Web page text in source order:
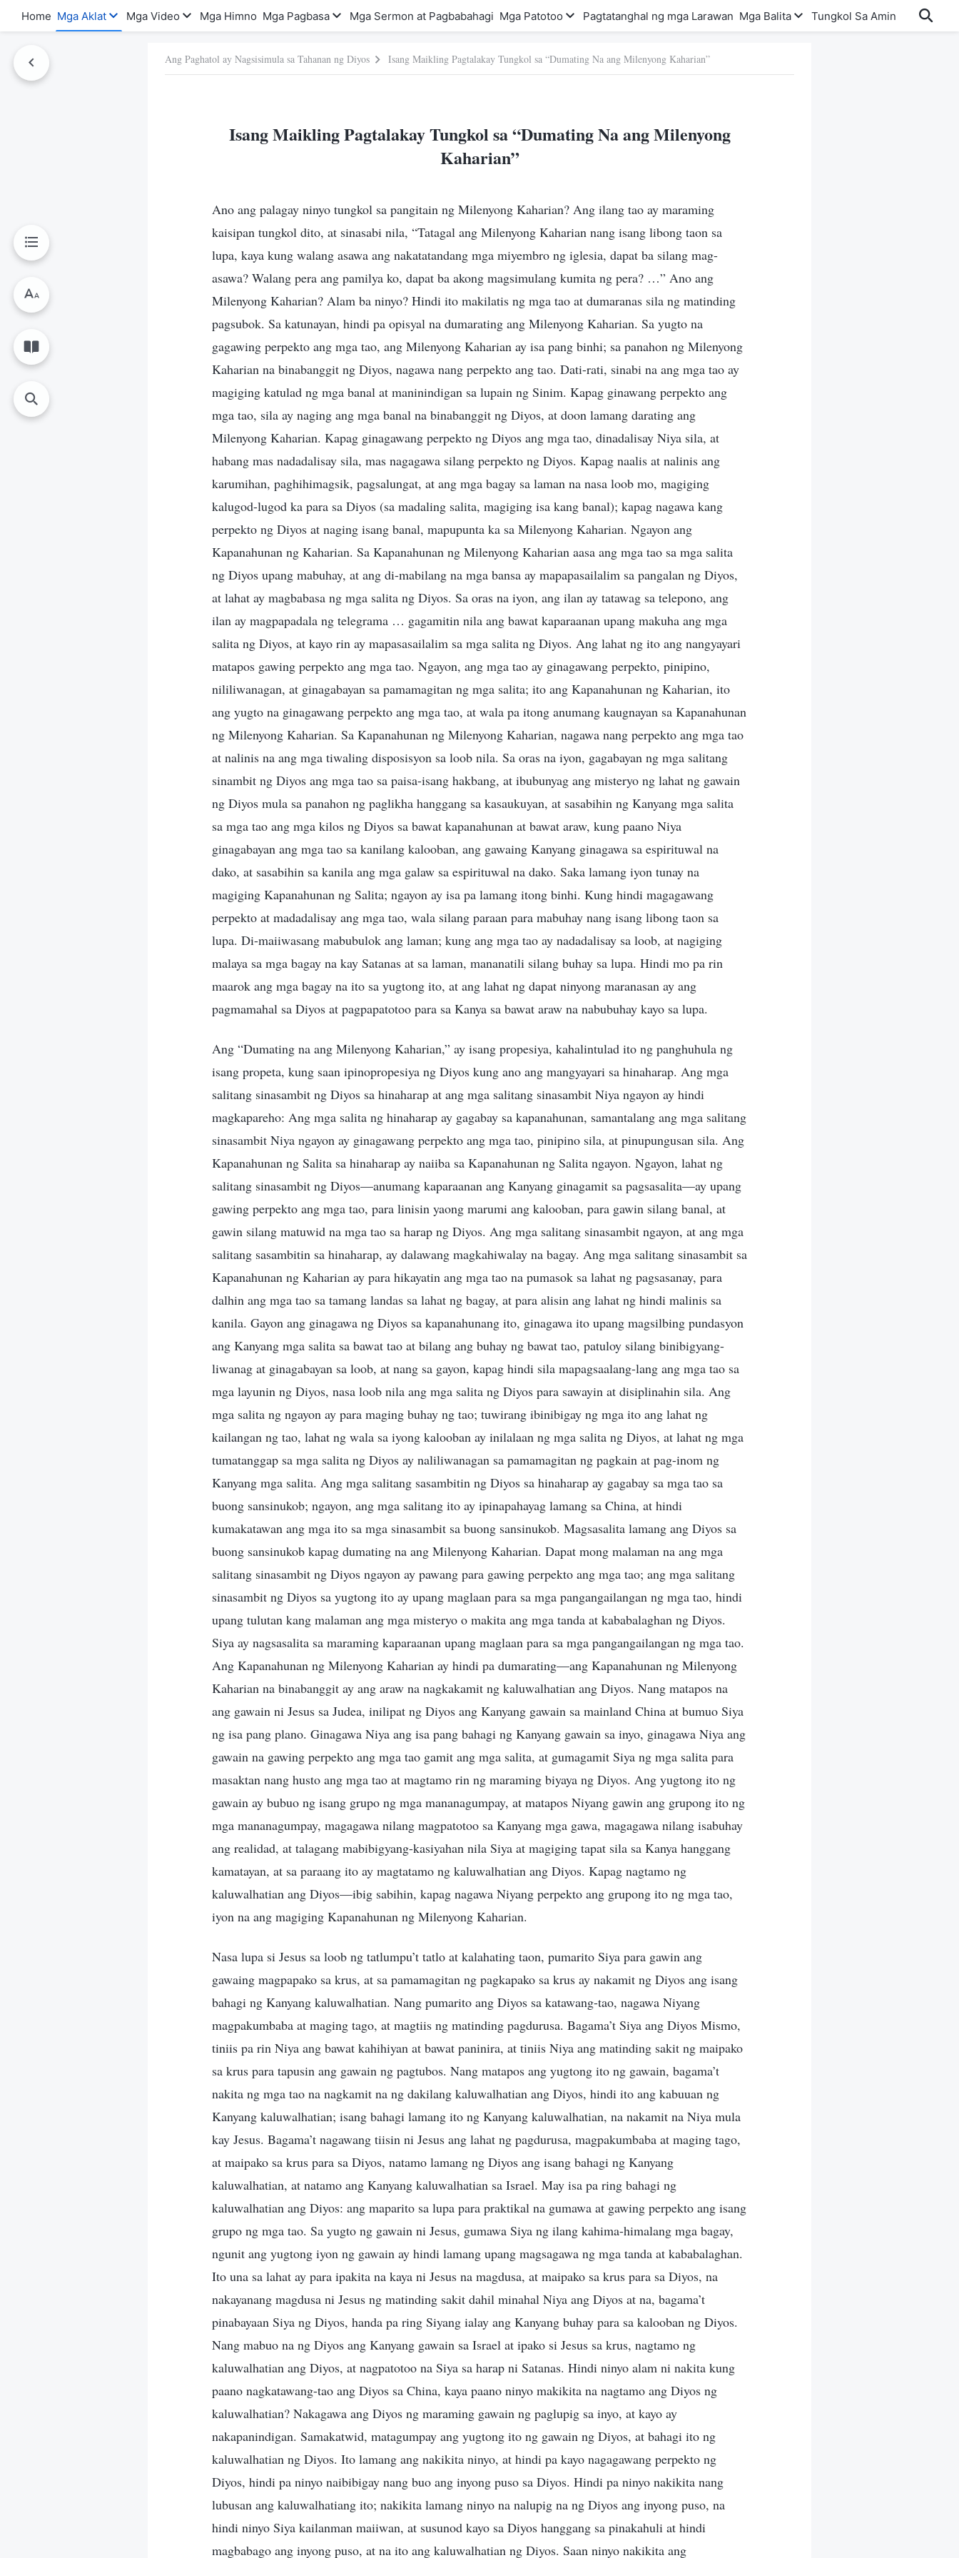
Home Mga Aklat Mga Video Mga Himno Mga Pagbasa Mga Sermon at Pagbabahagi Mga Patotoo Pagtatanghal ng mga Larawan Mga Balita Tungkol Sa Amin
Ang Paghatol ay Nagsisimula sa Tahanan ng Diyos Isang Maikling Pagtalakay Tungkol sa “Dumating Na ang Milenyong Kaharian”
Isang Maikling Pagtalakay Tungkol sa “Dumating Na ang Milenyong
Kaharian”
Ano ang palagay ninyo tungkol sa pangitain ng Milenyong Kaharian? Ang ilang tao ay maraming
kaisipan tungkol dito, at sinasabi nila, “Tatagal ang Milenyong Kaharian nang isang libong taon sa
lupa, kaya kung walang asawa ang nakatatandang mga miyembro ng iglesia, dapat ba silang mag-
asawa? Walang pera ang pamilya ko, dapat ba akong magsimulang kumita ng pera? …” Ano ang
Milenyong Kaharian? Alam ba ninyo? Hindi ito makilatis ng mga tao at dumaranas sila ng matinding
pagsubok. Sa katunayan, hindi pa opisyal na dumarating ang Milenyong Kaharian. Sa yugto na
gagawing perpekto ang mga tao, ang Milenyong Kaharian ay isa pang binhi; sa panahon ng Milenyong
Kaharian na binabanggit ng Diyos, nagawa nang perpekto ang tao. Dati-rati, sinabi na ang mga tao ay
magiging katulad ng mga banal at maninindigan sa lupain ng Sinim. Kapag ginawang perpekto ang
mga tao, sila ay naging ang mga banal na binabanggit ng Diyos, at doon lamang darating ang
Milenyong Kaharian. Kapag ginagawang perpekto ng Diyos ang mga tao, dinadalisay Niya sila, at
habang mas nadadalisay sila, mas nagagawa silang perpekto ng Diyos. Kapag naalis at nalinis ang
karumihan, paghihimagsik, pagsalungat, at ang mga bagay sa laman na nasa loob mo, magiging
kalugod-lugod ka para sa Diyos (sa madaling salita, magiging isa kang banal); kapag nagawa kang
perpekto ng Diyos at naging isang banal, mapupunta ka sa Milenyong Kaharian. Ngayon ang
Kapanahunan ng Kaharian. Sa Kapanahunan ng Milenyong Kaharian aasa ang mga tao sa mga salita
ng Diyos upang mabuhay, at ang di-mabilang na mga bansa ay mapapasailalim sa pangalan ng Diyos,
at lahat ay magbabasa ng mga salita ng Diyos. Sa oras na iyon, ang ilan ay tatawag sa telepono, ang
ilan ay magpapadala ng telegrama … gagamitin nila ang bawat kaparaanan upang makuha ang mga
salita ng Diyos, at kayo rin ay mapasasailalim sa mga salita ng Diyos. Ang lahat ng ito ang nangyayari
matapos gawing perpekto ang mga tao. Ngayon, ang mga tao ay ginagawang perpekto, pinipino,
nililiwanagan, at ginagabayan sa pamamagitan ng mga salita; ito ang Kapanahunan ng Kaharian, ito
ang yugto na ginagawang perpekto ang mga tao, at wala pa itong anumang kaugnayan sa Kapanahunan
ng Milenyong Kaharian. Sa Kapanahunan ng Milenyong Kaharian, nagawa nang perpekto ang mga tao
at nalinis na ang mga tiwaling disposisyon sa loob nila. Sa oras na iyon, gagabayan ng mga salitang
sinambit ng Diyos ang mga tao sa paisa-isang hakbang, at ibubunyag ang misteryo ng lahat ng gawain
ng Diyos mula sa panahon ng paglikha hanggang sa kasaukuyan, at sasabihin ng Kanyang mga salita
sa mga tao ang mga kilos ng Diyos sa bawat kapanahunan at bawat araw, kung paano Niya
ginagabayan ang mga tao sa kanilang kalooban, ang gawaing Kanyang ginagawa sa espirituwal na
dako, at sasabihin sa kanila ang mga galaw sa espirituwal na dako. Saka lamang iyon tunay na
magiging Kapanahunan ng Salita; ngayon ay isa pa lamang itong binhi. Kung hindi magagawang
perpekto at madadalisay ang mga tao, wala silang paraan para mabuhay nang isang libong taon sa
lupa. Di-maiiwasang mabubulok ang laman; kung ang mga tao ay nadadalisay sa loob, at nagiging
malaya sa mga bagay na kay Satanas at sa laman, mananatili silang buhay sa lupa. Hindi mo pa rin
maarok ang mga bagay na ito sa yugtong ito, at ang lahat ng dapat ninyong maranasan ay ang
pagmamahal sa Diyos at pagpapatotoo para sa Kanya sa bawat araw na nabubuhay kayo sa lupa.
Ang “Dumating na ang Milenyong Kaharian,” ay isang propesiya, kahalintulad ito ng panghuhula ng
isang propeta, kung saan ipinopropesiya ng Diyos kung ano ang mangyayari sa hinaharap. Ang mga
salitang sinasambit ng Diyos sa hinaharap at ang mga salitang sinasambit Niya ngayon ay hindi
magkapareho: Ang mga salita ng hinaharap ay gagabay sa kapanahunan, samantalang ang mga salitang
sinasambit Niya ngayon ay ginagawang perpekto ang mga tao, pinipino sila, at pinupungusan sila. Ang
Kapanahunan ng Salita sa hinaharap ay naiiba sa Kapanahunan ng Salita ngayon. Ngayon, lahat ng
salitang sinasambit ng Diyos—anumang kaparaanan ang Kanyang ginagamit sa pagsasalita—ay upang
gawing perpekto ang mga tao, para linisin yaong marumi ang kalooban, para gawin silang banal, at
gawin silang matuwid na mga tao sa harap ng Diyos. Ang mga salitang sinasambit ngayon, at ang mga
salitang sasambitin sa hinaharap, ay dalawang magkahiwalay na bagay. Ang mga salitang sinasambit sa
Kapanahunan ng Kaharian ay para hikayatin ang mga tao na pumasok sa lahat ng pagsasanay, para
dalhin ang mga tao sa tamang landas sa lahat ng bagay, at para alisin ang lahat ng hindi malinis sa
kanila. Gayon ang ginagawa ng Diyos sa kapanahunang ito, ginagawa ito upang magsilbing pundasyon
ang Kanyang mga salita sa bawat tao at bilang ang buhay ng bawat tao, patuloy silang binibigyang-
liwanag at ginagabayan sa loob, at nang sa gayon, kapag hindi sila mapagsaalang-lang ang mga tao sa
mga layunin ng Diyos, nasa loob nila ang mga salita ng Diyos para sawayin at disiplinahin sila. Ang
mga salita ng ngayon ay para maging buhay ng tao; tuwirang ibinibigay ng mga ito ang lahat ng
kailangan ng tao, lahat ng wala sa iyong kalooban ay inilalaan ng mga salita ng Diyos, at lahat ng mga
tumatanggap sa mga salita ng Diyos ay naliliwanagan sa pamamagitan ng pagkain at pag-inom ng
Kanyang mga salita. Ang mga salitang sasambitin ng Diyos sa hinaharap ay gagabay sa mga tao sa
buong sansinukob; ngayon, ang mga salitang ito ay ipinapahayag lamang sa China, at hindi
kumakatawan ang mga ito sa mga sinasambit sa buong sansinukob. Magsasalita lamang ang Diyos sa
buong sansinukob kapag dumating na ang Milenyong Kaharian. Dapat mong malaman na ang mga
salitang sinasambit ng Diyos ngayon ay pawang para gawing perpekto ang mga tao; ang mga salitang
sinasambit ng Diyos sa yugtong ito ay upang maglaan para sa mga pangangailangan ng mga tao, hindi
upang tulutan kang malaman ang mga misteryo o makita ang mga tanda at kababalaghan ng Diyos.
Siya ay nagsasalita sa maraming kaparaanan upang maglaan para sa mga pangangailangan ng mga tao.
Ang Kapanahunan ng Milenyong Kaharian ay hindi pa dumarating—ang Kapanahunan ng Milenyong
Kaharian na binabanggit ay ang araw na nagkakamit ng kaluwalhatian ang Diyos. Nang matapos na
ang gawain ni Jesus sa Judea, inilipat ng Diyos ang Kanyang gawain sa mainland China at bumuo Siya
ng isa pang plano. Ginagawa Niya ang isa pang bahagi ng Kanyang gawain sa inyo, ginagawa Niya ang
gawain na gawing perpekto ang mga tao gamit ang mga salita, at gumagamit Siya ng mga salita para
masaktan nang husto ang mga tao at magtamo rin ng maraming biyaya ng Diyos. Ang yugtong ito ng
gawain ay bubuo ng isang grupo ng mga mananagumpay, at matapos Niyang gawin ang grupong ito ng
mga mananagumpay, magagawa nilang magpatotoo sa Kanyang mga gawa, magagawa nilang isabuhay
ang realidad, at talagang mabibigyang-kasiyahan nila Siya at magiging tapat sila sa Kanya hanggang
kamatayan, at sa paraang ito ay magtatamo ng kaluwalhatian ang Diyos. Kapag nagtamo ng
kaluwalhatian ang Diyos—ibig sabihin, kapag nagawa Niyang perpekto ang grupong ito ng mga tao,
iyon na ang magiging Kapanahunan ng Milenyong Kaharian.
Nasa lupa si Jesus sa loob ng tatlumpu’t tatlo at kalahating taon, pumarito Siya para gawin ang
gawaing magpapako sa krus, at sa pamamagitan ng pagkapako sa krus ay nakamit ng Diyos ang isang
bahagi ng Kanyang kaluwalhatian. Nang pumarito ang Diyos sa katawang-tao, nagawa Niyang
magpakumbaba at maging tago, at magtiis ng matinding pagdurusa. Bagama’t Siya ang Diyos Mismo,
tiniis pa rin Niya ang bawat kahihiyan at bawat paninira, at tiniis Niya ang matinding sakit ng maipako
sa krus para tapusin ang gawain ng pagtubos. Nang matapos ang yugtong ito ng gawain, bagama’t
nakita ng mga tao na nagkamit na ng dakilang kaluwalhatian ang Diyos, hindi ito ang kabuuan ng
Kanyang kaluwalhatian; isang bahagi lamang ito ng Kanyang kaluwalhatian, na nakamit na Niya mula
kay Jesus. Bagama’t nagawang tiisin ni Jesus ang lahat ng pagdurusa, magpakumbaba at maging tago,
at maipako sa krus para sa Diyos, natamo lamang ng Diyos ang isang bahagi ng Kanyang
kaluwalhatian, at natamo ang Kanyang kaluwalhatian sa Israel. May isa pa ring bahagi ng
kaluwalhatian ang Diyos: ang maparito sa lupa para praktikal na gumawa at gawing perpekto ang isang
grupo ng mga tao. Sa yugto ng gawain ni Jesus, gumawa Siya ng ilang kahima-himalang mga bagay,
ngunit ang yugtong iyon ng gawain ay hindi lamang upang magsagawa ng mga tanda at kababalaghan.
Ito una sa lahat ay para ipakita na kaya ni Jesus na magdusa, at maipako sa krus para sa Diyos, na
nakayanang magdusa ni Jesus ng matinding sakit dahil minahal Niya ang Diyos at na, bagama’t
pinabayaan Siya ng Diyos, handa pa ring Siyang ialay ang Kanyang buhay para sa kalooban ng Diyos.
Nang mabuo na ng Diyos ang Kanyang gawain sa Israel at ipako si Jesus sa krus, nagtamo ng
kaluwalhatian ang Diyos, at nagpatotoo na Siya sa harap ni Satanas. Hindi ninyo alam ni nakita kung
paano nagkatawang-tao ang Diyos sa China, kaya paano ninyo makikita na nagtamo ang Diyos ng
kaluwalhatian? Nakagawa ang Diyos ng maraming gawain ng paglupig sa inyo, at kayo ay
nakapanindigan. Samakatwid, matagumpay ang yugtong ito ng gawain ng Diyos, at bahagi ito ng
kaluwalhatian ng Diyos. Ito lamang ang nakikita ninyo, at hindi pa kayo nagagawang perpekto ng
Diyos, hindi pa ninyo naibibigay nang buo ang inyong puso sa Diyos. Hindi pa ninyo nakikita nang
lubusan ang kaluwalhatiang ito; nakikita lamang ninyo na nalupig na ng Diyos ang inyong puso, na
hindi ninyo Siya kailanman maiiwan, at susunod kayo sa Diyos hanggang sa pinakahuli at hindi
magbabago ang inyong puso, at na ito ang kaluwalhatian ng Diyos. Saan ninyo nakikita ang